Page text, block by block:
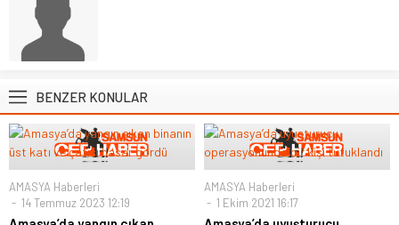
BENZER KONULAR
AMASYA Haberleri
14 Temmuz 2023 12:19
AMASYA Haberleri
1 Ekim 2021 16:17